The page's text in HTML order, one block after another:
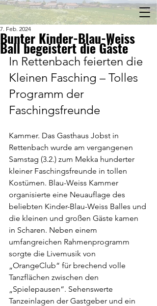
Bunter Kinder-Blau-Weiss
Ball begeistert die Gäste
7. Feb. 2024
In Rettenbach feierten die
Kleinen Fasching – Tolles
Programm der
Faschingsfreunde
Kammer. Das Gasthaus Jobst in
Rettenbach wurde am vergangenen
Samstag (3.2.) zum Mekka hunderter
kleiner Faschingsfreunde in tollen
Kostümen. Blau-Weiss Kammer
organisierte eine Neuauflage des
beliebten Kinder-Blau-Weiss Balles und
die kleinen und großen Gäste kamen
in Scharen. Neben einem
umfangreichen Rahmenprogramm
sorgte die Livemusik von
„OrangeClub“ für brechend volle
Tanzflächen zwischen den
„Spielepausen“. Sehenswerte
Tanzeinlagen der Gastgeber und ein